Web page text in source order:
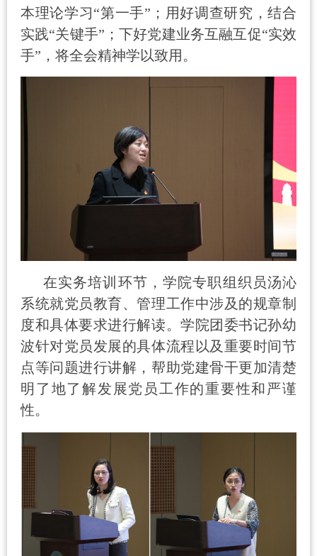
本理论学习“第一手”；用好调查研究，结合
实践“关键手”；下好党建业务互融互促“实效
手”，将全会精神学以致用。
在实务培训环节，学院专职组织员汤沁
系统就党员教育、管理工作中涉及的规章制
度和具体要求进行解读。学院团委书记孙幼
波针对党员发展的具体流程以及重要时间节
点等问题进行讲解，帮助党建骨干更加清楚
明了地了解发展党员工作的重要性和严谨
性。